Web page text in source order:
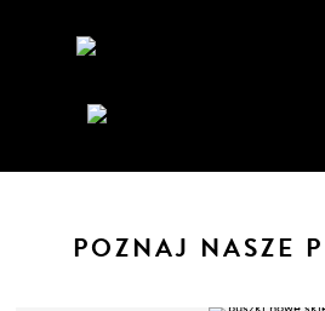
POZNAJ NASZE